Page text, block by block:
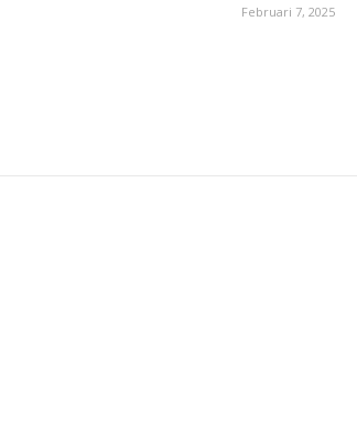
Februari 7, 2025